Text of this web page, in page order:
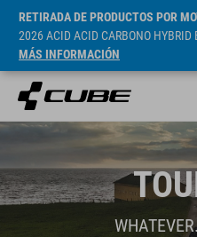
RETIRADA DE PRODUCTOS POR
2026 ACID ACID CARBONO
MÁS INFORMACIÓN